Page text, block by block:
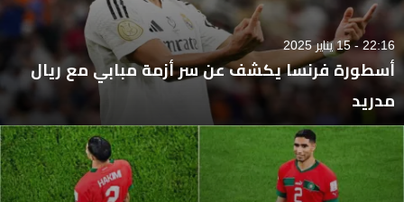
22:16 - 15 يناير 2025
أسطورة فرنسا يكشف عن سر أزمة مبابي مع ريال
مدريد